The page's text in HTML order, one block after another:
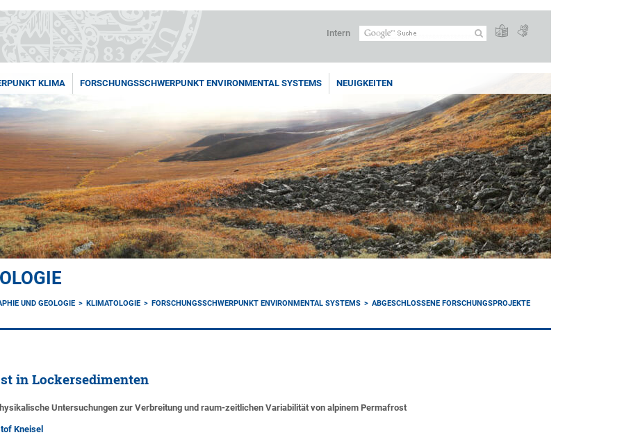
Intern
KLIMA FORSCHUNGSSCHWERPUNKT ENVIRONMENTAL SYSTEMS NEUIGKEITEN
UND GEOLOGIE KLIMATOLOGIE FORSCHUNGSSCHWERPUNKT ENVIRONMENTAL SYSTEMS
ABGESCHLOSSENE FORSCHUNGSPROJEKTE
in Lockersedimenten
Untersuchungen zur Verbreitung und raum-zeitlichen Variabilität von alpinem Permafrost
Kneisel